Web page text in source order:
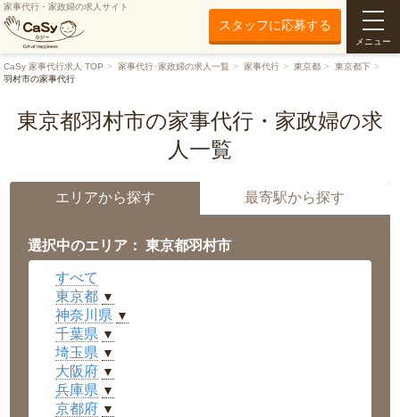
家事代行・家政婦の求人サイト
スタッフに応募する
メニュー
CaSy 家事代行求人 TOP 家事代行･家政婦の求人一覧 家事代行 東京都
東京都下
羽村市の家事代行
東京都羽村市の家事代行・家政婦の求
人一覧
エリアから探す 最寄駅から探す
選択中のエリア： 東京都羽村市
すべて
東京都 ▼
神奈川県 ▼
千葉県 ▼
埼玉県 ▼
大阪府 ▼
兵庫県 ▼
京都府 ▼